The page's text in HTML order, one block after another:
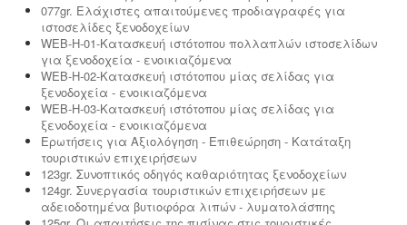
077gr. Ελάχιστες απαιτούμενες προδιαγραφές για
ιστοσελίδες ξενοδοχείων
WEB-H-01-Κατασκευή ιστότοπου πολλαπλών ιστοσελίδων
για ξενοδοχεία - ενοικιαζόμενα
WEB-H-02-Κατασκευή ιστότοπου μίας σελίδας για
ξενοδοχεία - ενοικιαζόμενα
WEB-H-03-Κατασκευή ιστότοπου μίας σελίδας για
ξενοδοχεία - ενοικιαζόμενα
Ερωτήσεις για Αξιολόγηση - Επιθεώρηση - Κατάταξη
τουριστικών επιχειρήσεων
123gr. Συνοπτικός οδηγός καθαριότητας ξενοδοχείων
124gr. Συνεργασία τουριστικών επιχειρήσεων με
αδειοδοτημένα βυτιοφόρα λιπών - λυματολάσπης